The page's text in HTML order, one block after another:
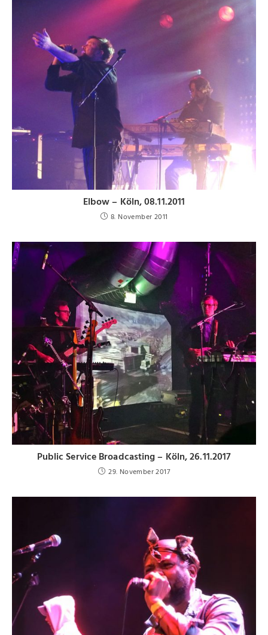
Elbow – Köln, 08.11.2011
8. November 2011
Public Service Broadcasting – Köln, 26.11.2017
29. November 2017